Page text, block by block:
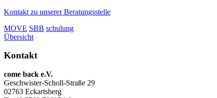
Kontakt zu unserer Beratungsstelle
MOVE SBB schulung
Übersicht
Kontakt
come back e.V.
Geschwister-Scholl-Straße 29
02763 Eckartsberg